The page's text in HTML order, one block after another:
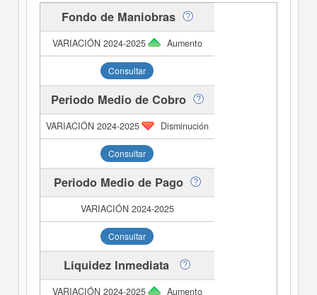
Fondo de Maniobras
Aumento
Consultar
Periodo Medio de Cobro
Disminución
Consultar
Periodo Medio de Pago
Consultar
Liquidez Inmediata
Aumento